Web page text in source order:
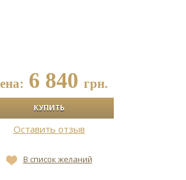
6 840 грн.
Оставить отзыв
В список желаний